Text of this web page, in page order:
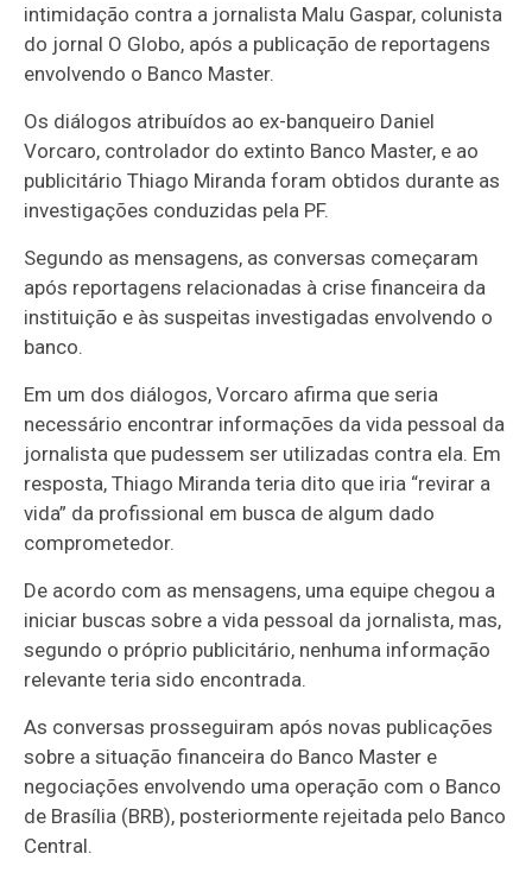
intimidação contra a jornalista Malu Gaspar, colunista
do jornal O Globo, após a publicação de reportagens
envolvendo o Banco Master.
Os diálogos atribuídos ao ex-banqueiro Daniel
Vorcaro, controlador do extinto Banco Master, e ao
publicitário Thiago Miranda foram obtidos durante as
investigações conduzidas pela PF.
Segundo as mensagens, as conversas começaram
após reportagens relacionadas à crise financeira da
instituição e às suspeitas investigadas envolvendo o
banco.
Em um dos diálogos, Vorcaro afirma que seria
necessário encontrar informações da vida pessoal da
jornalista que pudessem ser utilizadas contra ela. Em
resposta, Thiago Miranda teria dito que iria “revirar a
vida” da profissional em busca de algum dado
comprometedor.
De acordo com as mensagens, uma equipe chegou a
iniciar buscas sobre a vida pessoal da jornalista, mas,
segundo o próprio publicitário, nenhuma informação
relevante teria sido encontrada.
As conversas prosseguiram após novas publicações
sobre a situação financeira do Banco Master e
negociações envolvendo uma operação com o Banco
de Brasília (BRB), posteriormente rejeitada pelo Banco
Central.